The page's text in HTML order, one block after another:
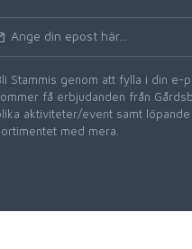
Stammis genom att fylla i din e-
få erbjudanden från
aktiviteter/event samt
med mera.